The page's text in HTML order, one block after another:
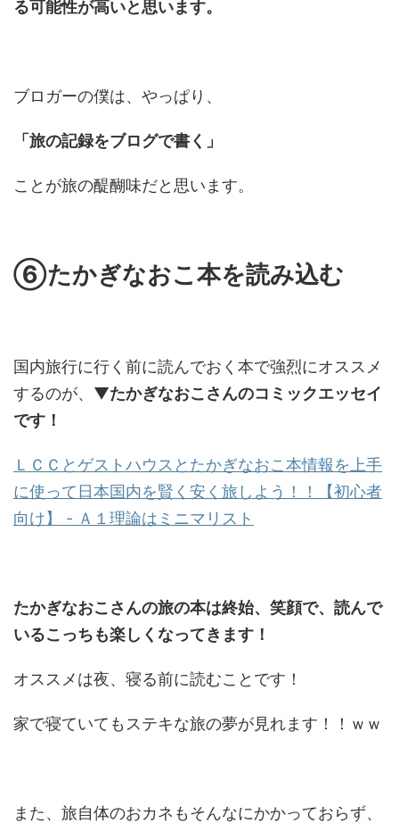
る可能性が高いと思います。
ブロガーの僕は、やっぱり、
「旅の記録をブログで書く」
ことが旅の醍醐味だと思います。
⑥たかぎなおこ本を読み込む
国内旅行に行く前に読んでおく本で強烈にオススメ
するのが、▼たかぎなおこさんのコミックエッセイ
です！
ＬＣＣとゲストハウスとたかぎなおこ本情報を上手
に使って日本国内を賢く安く旅しよう！！【初心者
向け】 - Ａ１理論はミニマリスト
たかぎなおこさんの旅の本は終始、笑顔で、読んで
いるこっちも楽しくなってきます！
オススメは夜、寝る前に読むことです！
家で寝ていてもステキな旅の夢が見れます！！ｗｗ
また、旅自体のおカネもそんなにかかっておらず、